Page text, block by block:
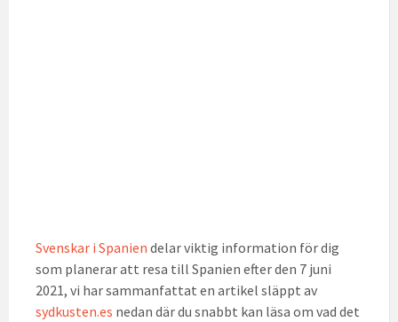
Svenskar i Spanien delar viktig information för dig
som planerar att resa till Spanien efter den 7 juni
2021, vi har sammanfattat en artikel släppt av
sydkusten.es nedan där du snabbt kan läsa om vad det